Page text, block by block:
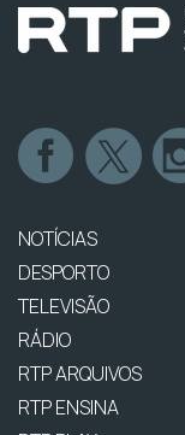
NOTÍCIAS
DESPORTO
TELEVISÃO
RÁDIO
RTP ARQUIVOS
RTP ENSINA